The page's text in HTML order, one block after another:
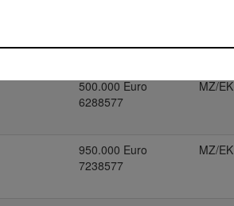
500.000 Euro
6288577
MZ/EK
950.000 Euro
7238577
MZ/EK